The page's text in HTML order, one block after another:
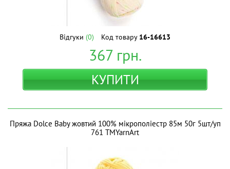
Відгуки (0) Код товару 16-16613
367грн.
КУПИТИ
Пряжа Dolce Baby жовтий 100% мікрополіестр 85м 50г 5шт/уп
761 ТМYarnArt